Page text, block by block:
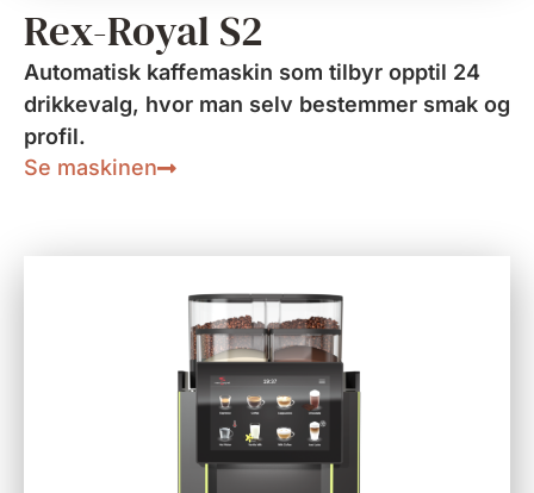
Rex-Royal S2
Automatisk kaffemaskin som tilbyr opptil 24
drikkevalg, hvor man selv bestemmer smak og
profil.
Se maskinen